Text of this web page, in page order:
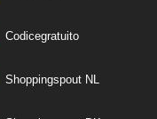
Codicegratuito
Shoppingspout NL